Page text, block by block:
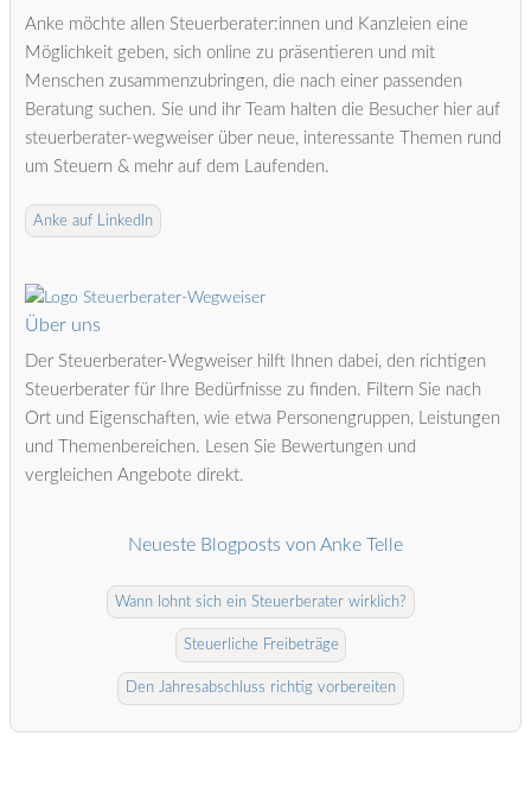
Anke möchte allen Steuerberater:innen und Kanzleien eine
Möglichkeit geben, sich online zu präsentieren und mit
Menschen zusammenzubringen, die nach einer passenden
Beratung suchen. Sie und ihr Team halten die Besucher hier auf
steuerberater-wegweiser über neue, interessante Themen rund
um Steuern & mehr auf dem Laufenden.
Anke auf LinkedIn
Über uns
Der Steuerberater-Wegweiser hilft Ihnen dabei, den richtigen
Steuerberater für Ihre Bedürfnisse zu finden. Filtern Sie nach
Ort und Eigenschaften, wie etwa Personengruppen, Leistungen
und Themenbereichen. Lesen Sie Bewertungen und
vergleichen Angebote direkt.
Neueste Blogposts von Anke Telle
Wann lohnt sich ein Steuerberater wirklich?
Steuerliche Freibeträge
Den Jahresabschluss richtig vorbereiten